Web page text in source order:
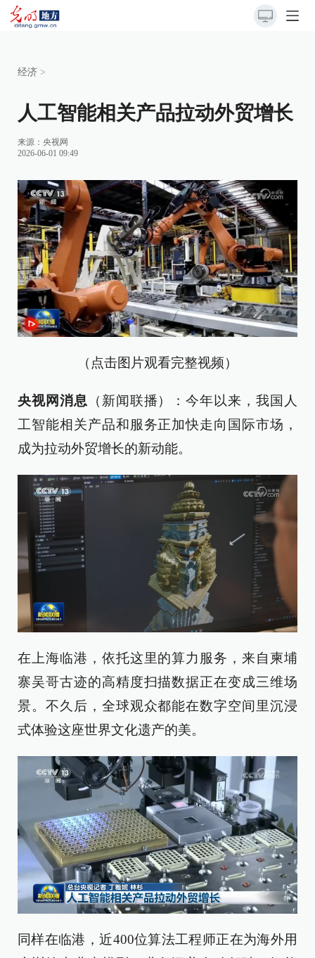
经济 >
人工智能相关产品拉动外贸增长
来源： 央视网
2026-06-01 09:49
（点击图片观看完整视频）
央视网消息 （新闻联播）：今年以来，我国人
工智能相关产品和服务正加快走向国际市场，
成为拉动外贸增长的新动能。
在上海临港，依托这里的算力服务，来自柬埔
寨吴哥古迹的高精度扫描数据正在变成三维场
景。不久后，全球观众都能在数字空间里沉浸
式体验这座世界文化遗产的美。
同样在临港，近400位算法工程师正在为海外用